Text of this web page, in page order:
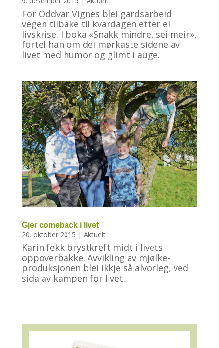
For Oddvar Vignes blei gardsarbeid
vegen tilbake til kvardagen etter ei
livskrise. I boka «Snakk mindre, sei meir»,
fortel han om dei mørkaste sidene av
livet med humor og glimt i auge.
Gjer comeback i livet
20. oktober 2015 | Aktuelt
Karin fekk brystkreft midt i livets
oppoverbakke. Avvikling av mjølke­
produk­sjonen blei ikkje så alvorleg, ved
sida av kampen for livet.